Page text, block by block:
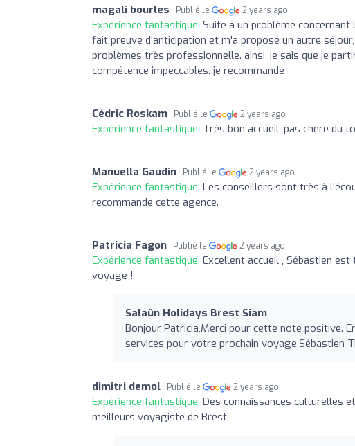
magali bourles Publié le 2 years ago
Expérience fantastique: Suite à un problème
fait preuve d'anticipation et m'a proposé un autre
problèmes très professionnelle. ainsi, je sais que je
compétence impeccables. je recommande
Cédric Roskam Publié le 2 years ago
Expérience fantastique: Très bon accueil, pas chère du
Manuella Gaudin Publié le 2 years ago
Expérience fantastique: Les conseillers sont très à
recommande cette agence.
Patricia Fagon Publié le 2 years ago
Expérience fantastique: Excellent accueil , Sébastien
voyage !
Salaün Holidays Brest Siam
Bonjour Patricia,Merci pour cette note positive.
services pour votre prochain voyage.Sébastien
dimitri demol Publié le 2 years ago
Expérience fantastique: Des connaissances culturelles
meilleurs voyagiste de Brest